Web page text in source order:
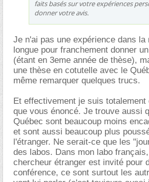
faits basés sur votre expériences
donner votre avis.
Je n'ai pas une expérience dans la
longue pour franchement donner
(étant en 3eme année de thèse),
une thèse en cotutelle avec le
même remarquer quelques trucs.
Et effectivement je suis
que vous énoncé. Je trouve aussi
Québec sont beaucoup moins
et sont aussi beaucoup plus
l'étranger. Ne serait-ce que les
des labos. Dans mon labo
chercheur étranger est invité pour
conférence, ce sont surtout les